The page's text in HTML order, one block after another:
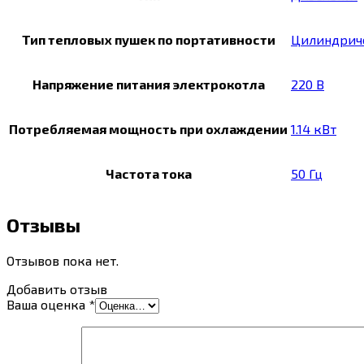
Тип тепловых пушек по портативности
Напряжение питания электрокотла 220 В
Потребляемая мощность при охлаждении 1.14 кВт
Частота тока 50 Гц
Отзывы
Отзывов пока нет.
Добавить отзыв
Ваша оценка *